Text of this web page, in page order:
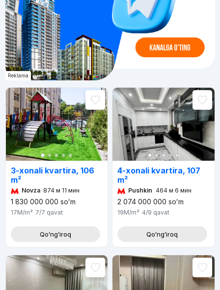
Reklama
3-xonali kvartira, 106
m²
Novza 874 м 11 мин
1 830 000 000 soʻm
17M/m² 7/7 qavat
Qoʻngʻiroq
4-xonali kvartira, 107
m²
Pushkin 464 м 6 мин
2 074 000 000 soʻm
19M/m² 4/9 qavat
Qoʻngʻiroq